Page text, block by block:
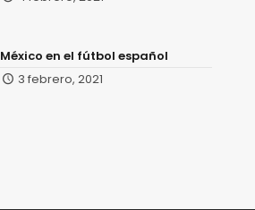
México en el fútbol español
3 febrero, 2021